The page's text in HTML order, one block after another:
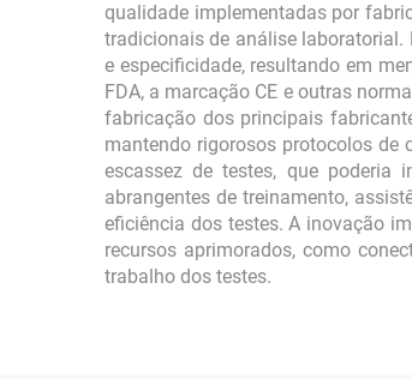
qualidade implementadas por
tradicionais de análise laboratorial.
e especificidade, resultando em
FDA, a marcação CE e outras
fabricação dos principais
mantendo rigorosos protocolos de
escassez de testes, que poderia
abrangentes de treinamento,
eficiência dos testes. A inovação
recursos aprimorados, como
trabalho dos testes.